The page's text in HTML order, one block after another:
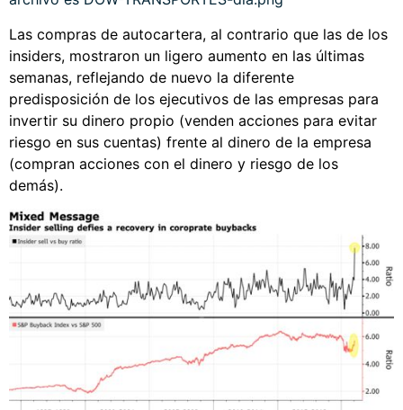
Las compras de autocartera, al contrario que las de los
insiders, mostraron un ligero aumento en las últimas
semanas, reflejando de nuevo la diferente
predisposición de los ejecutivos de las empresas para
invertir su dinero propio (venden acciones para evitar
riesgo en sus cuentas) frente al dinero de la empresa
(compran acciones con el dinero y riesgo de los
demás).